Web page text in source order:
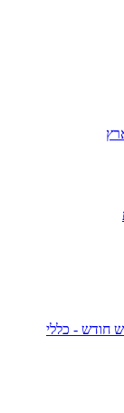
חודש - כללי